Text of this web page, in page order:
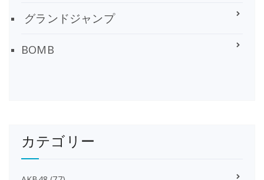
グランドジャンプ
BOMB
カテゴリー